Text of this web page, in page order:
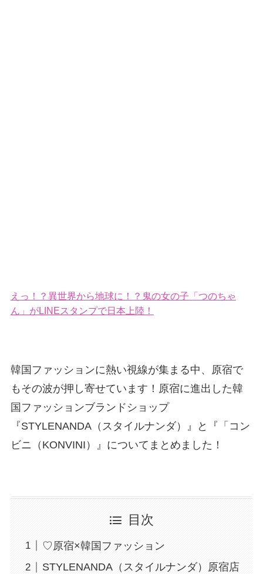
えっ！？異世界から地球に！？鬼の女の子「つのちゃ
ん」がLINEスタンプで日本上陸！
韓国ファッションに熱い視線が集まる中、原宿で
もその波が押し寄せています！原宿に進出した韓
国ファッションブランドショップ
『STYLENANDA（スタイルナンダ）』と『「コン
ビニ（KONVINI）』についてまとめました！
目次
♡原宿×韓国ファッション
STYLENANDA（スタイルナンダ）原宿店